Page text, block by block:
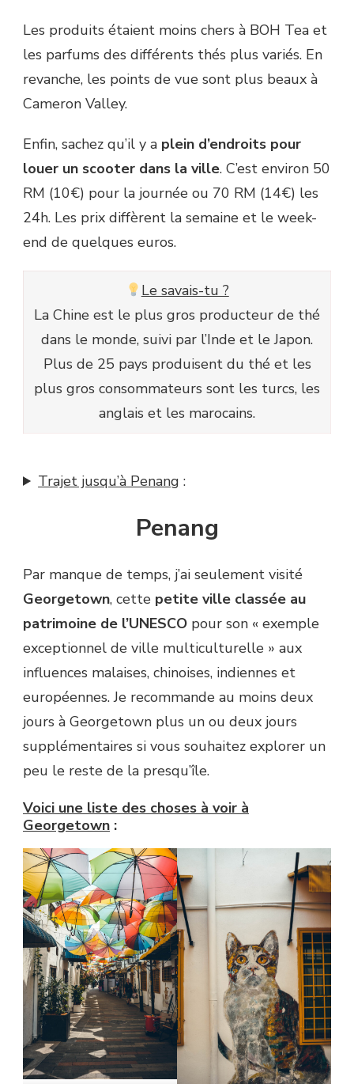
Les produits étaient moins chers à BOH Tea et
les parfums des différents thés plus variés. En
revanche, les points de vue sont plus beaux à
Cameron Valley.
Enfin, sachez qu’il y a plein d’endroits pour
louer un scooter dans la ville. C’est environ 50
RM (10€) pour la journée ou 70 RM (14€) les
24h. Les prix diffèrent la semaine et le week-
end de quelques euros.
Le savais-tu ?
La Chine est le plus gros producteur de thé
dans le monde, suivi par l’Inde et le Japon.
Plus de 25 pays produisent du thé et les
plus gros consommateurs sont les turcs, les
anglais et les marocains.
Trajet jusqu’à Penang :
Penang
Par manque de temps, j’ai seulement visité
Georgetown, cette petite ville classée au
patrimoine de l’UNESCO pour son « exemple
exceptionnel de ville multiculturelle » aux
influences malaises, chinoises, indiennes et
européennes. Je recommande au moins deux
jours à Georgetown plus un ou deux jours
supplémentaires si vous souhaitez explorer un
peu le reste de la presqu’île.
Voici une liste des choses à voir à
Georgetown :